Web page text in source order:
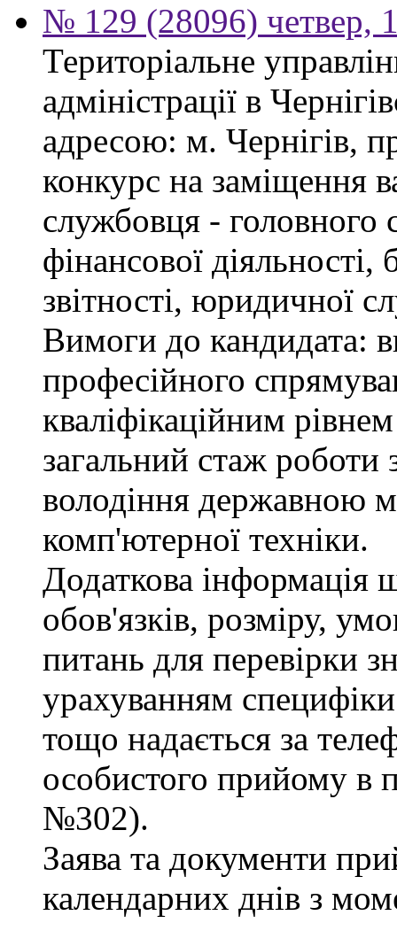
№ 129 (28096) четвер,
Територіальне
адміністрації в
адресою: м. Чернігів,
конкурс на заміщення
службовця - головного
фінансової діяльності,
звітності, юридичної
Вимоги до кандидата:
професійного
кваліфікаційним
загальний стаж
володіння державною
комп'ютерної техніки.
Додаткова інформація
обов'язків, розміру,
питань для перевірки
урахуванням
тощо надається за
особистого прийому в
№302).
Заява та документи
календарних днів з